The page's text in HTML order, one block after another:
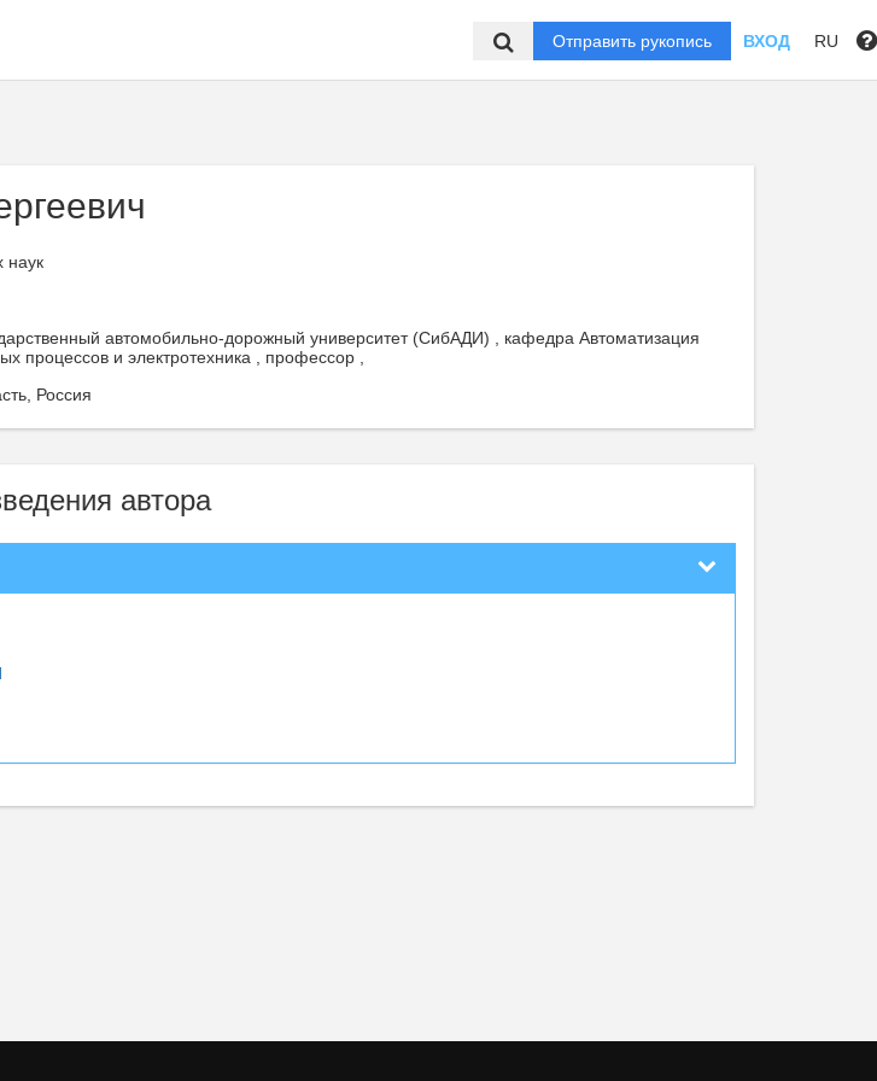
Отправить рукопись ВХОД RU
наук
автомобильно-дорожный университет (СибАДИ) , кафедра Автоматизация
процессов и электротехника , профессор ,
Россия
автора